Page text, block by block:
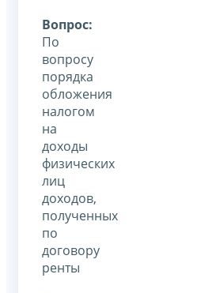
Вопрос:
По
вопросу
порядка
обложения
налогом
на
доходы
физических
лиц
доходов,
полученных
по
договору
ренты